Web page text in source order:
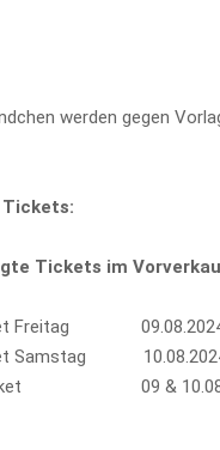
werden gegen
Tickets im
Freitag
Samstag
09 &